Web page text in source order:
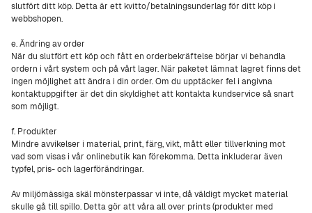
slutfört ditt köp. Detta är ett kvitto/betalningsunderlag för ditt köp i
webbshopen.
e. Ändring av order
När du slutfört ett köp och fått en orderbekräftelse börjar vi behandla
ordern i vårt system och på vårt lager. När paketet lämnat lagret finns det
ingen möjlighet att ändra i din order. Om du upptäcker fel i angivna
kontaktuppgifter är det din skyldighet att kontakta kundservice så snart
som möjligt.
f. Produkter
Mindre avvikelser i material, print, färg, vikt, mått eller tillverkning mot
vad som visas i vår onlinebutik kan förekomma. Detta inkluderar även
typfel, pris- och lagerförändringar.
Av miljömässiga skäl mönsterpassar vi inte, då väldigt mycket material
skulle gå till spillo. Detta gör att våra all over prints (produkter med